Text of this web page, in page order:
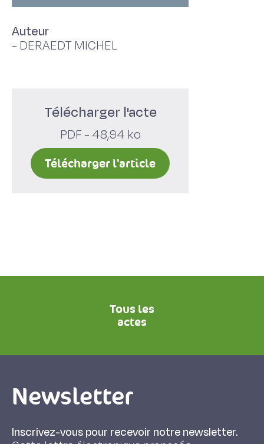
Auteur
- DERAEDT MICHEL
Télécharger l'acte
PDF - 48,94 ko
Télécharger l'article
Tous les
actes
Newsletter
Inscrivez-vous pour recevoir notre newsletter.